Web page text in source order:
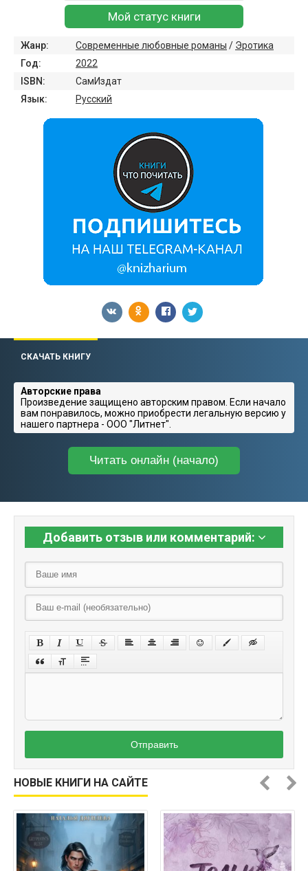
Мой статус книги
Жанр: Современные любовные романы / Эротика
Год:
2022
ISBN:
СамИздат
Язык:
Русский
СКАЧАТЬ КНИГУ
Авторские права
Произведение защищено авторским правом. Если начало
вам понравилось, можно приобрести легальную версию у
нашего партнера - ООО "Литнет".
Читать онлайн (начало)
Добавить отзыв или комментарий:
Отправить
НОВЫЕ КНИГИ НА САЙТЕ